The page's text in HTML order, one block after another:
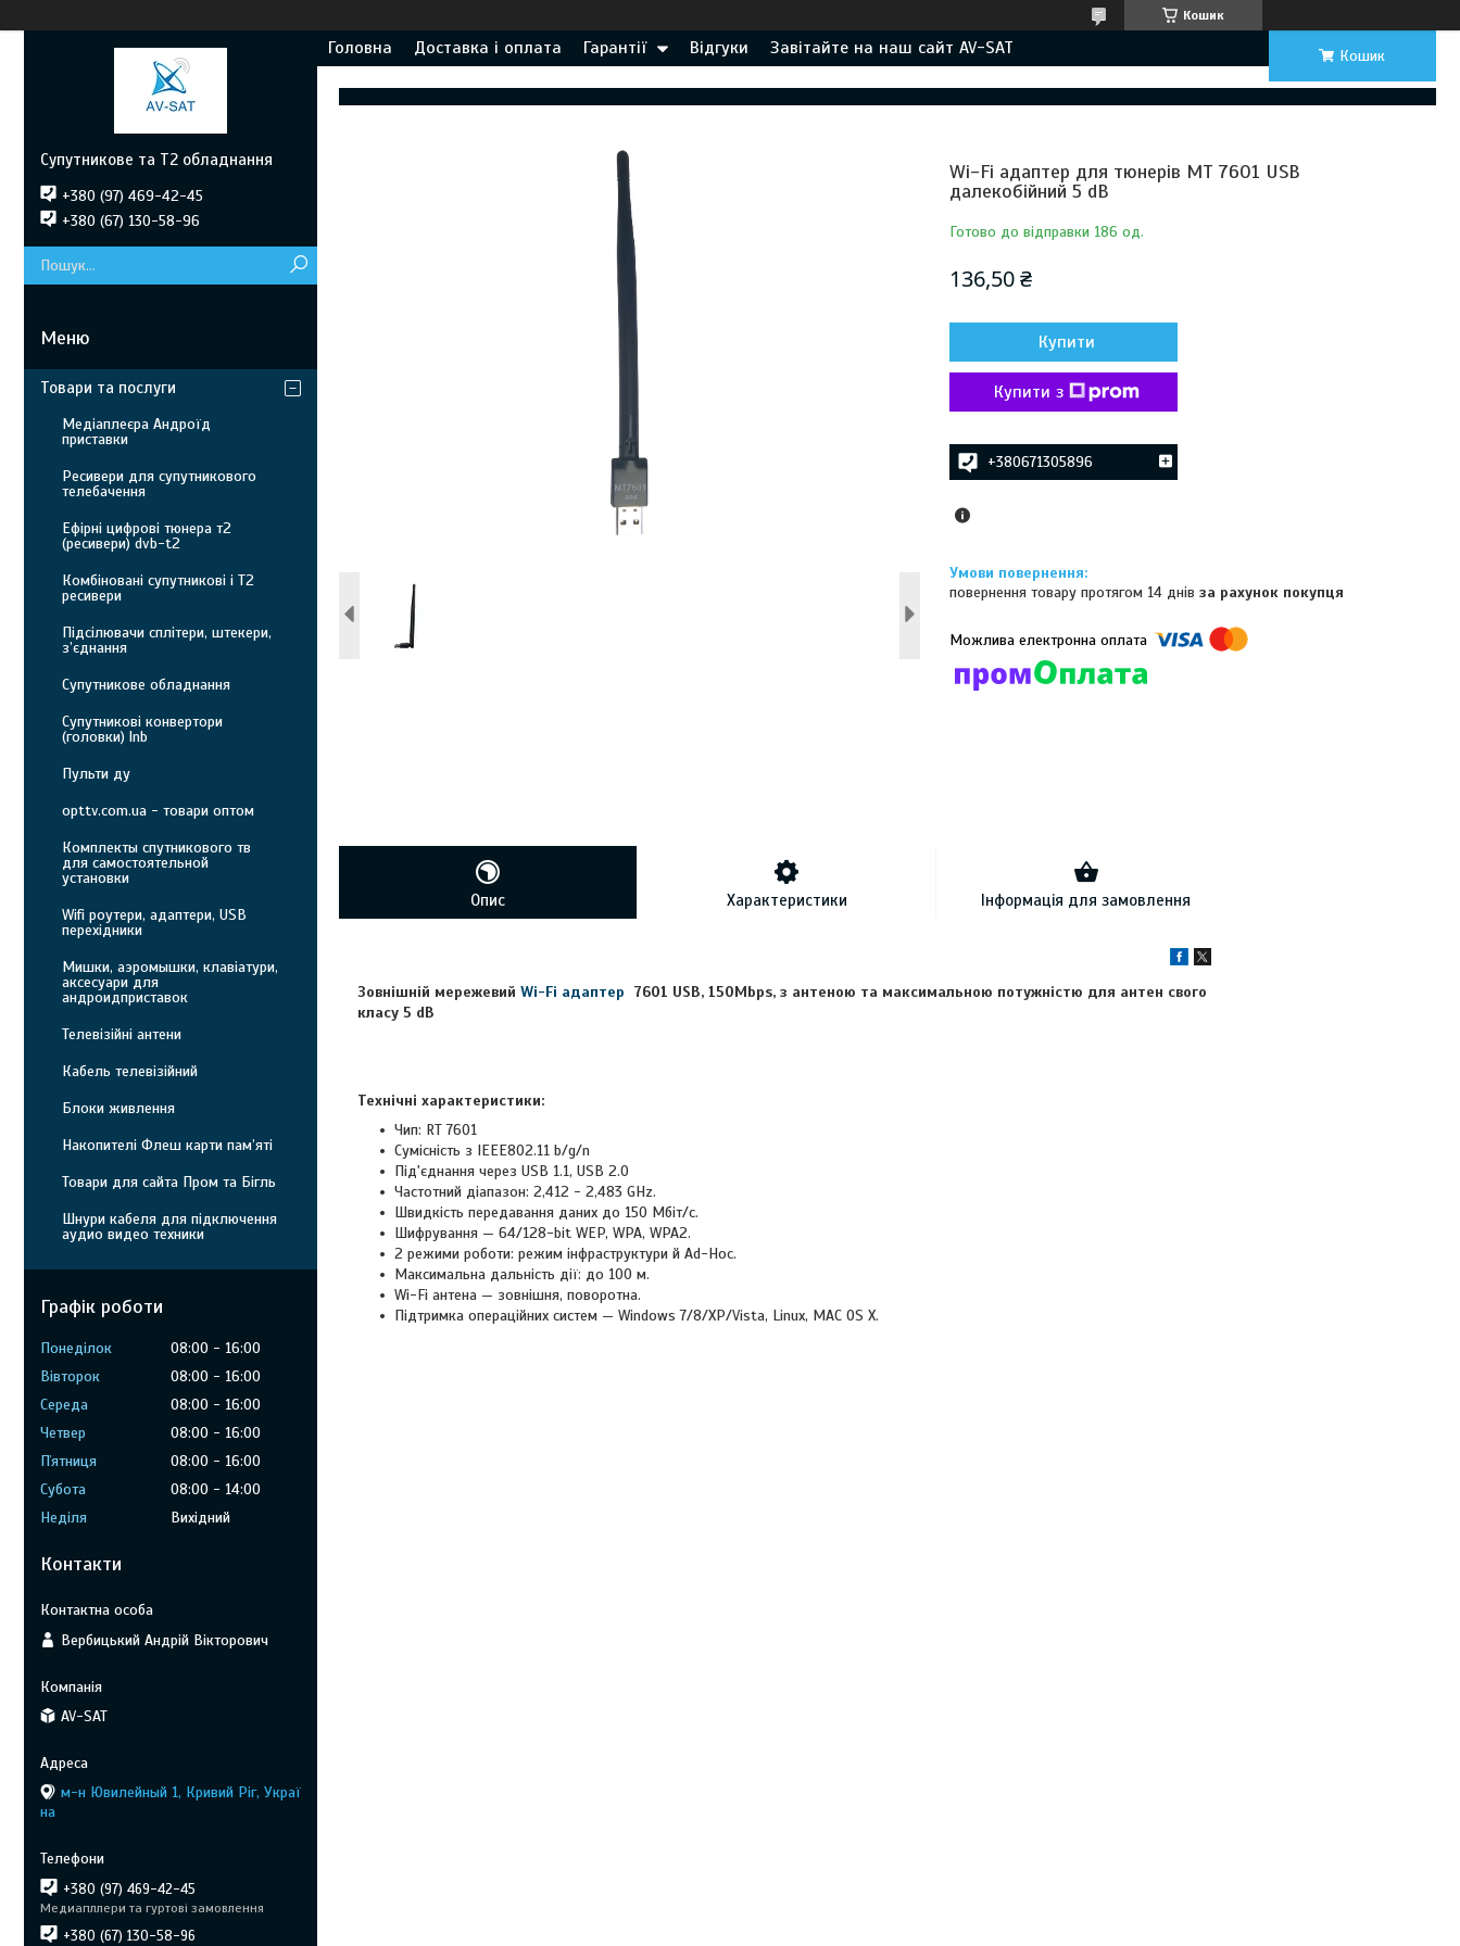
Кошик
Головна Доставка і оплата Гарантії Відгуки Завітайте на наш сайт AV-SAT Кошик
Wi-Fi адаптер для тюнерів MT 7601 USB
далекобійний 5 dB
Готово до відправки 186 од.
136,50 ₴
Купити
Купити з
+380671305896
повернення товару протягом 14 днівза рахунок покупця
Опис Характеристики Інформація для замовлення
Зовнішній мережевий Wi-Fi адаптер 7601 USB, 150Mbps, з антеною та максимальною потужністю для антен свого
класу 5 dB
Технічні характеристики:
Чип: RT 7601
Сумісність з IEEE802.11 b/g/n
Під'єднання через USB 1.1, USB 2.0
Частотний діапазон: 2,412 - 2,483 GHz.
Швидкість передавання даних до 150 Мбіт/с.
Шифрування — 64/128-bit WEP, WPA, WPA2.
2 режими роботи: режим інфраструктури й Ad-Hoc.
Максимальна дальність дії: до 100 м.
Wi-Fi антена — зовнішня, поворотна.
Підтримка операційних систем — Windows 7/8/XP/Vista, Linux, MAC OS X.
Супутникове та Т2 обладнання
+380 (97) 469-42-45
+380 (67) 130-58-96
Товари та послуги
Медіаплеєра Андроїд
приставки
Ресивери для супутникового
телебачення
Ефірні цифрові тюнера т2
(ресивери) dvb-t2
Комбіновані супутникові і Т2
ресивери
Підсілювачи сплітери, штекери,
з’єднання
Супутникове обладнання
Супутникові конвертори
(головки) lnb
Пульти ду
opttv.com.ua - товари оптом
Комплекты спутникового тв
для самостоятельной
установки
Wifi роутери, адаптери, USB
перехідники
Мишки, аэромышки, клавіатури,
аксесуари для
андроидприставок
Телевізійні антени
Кабель телевізійний
Блоки живлення
Накопителі Флеш карти пам’яті
Товари для сайта Пром та Бігль
Шнури кабеля для підключення
аудио видео техники
Графік роботи
Понеділок 08:00
16:00
Вівторок
08:00
16:00
Середа
08:00
16:00
Четвер
08:00
16:00
Пʼятниця
08:00
16:00
Субота
08:00
14:00
Неділя
Вихідний
Контакти
Вербицький Андрій Вікторович
AV-SAT
м-н Ювилейный 1, Кривий Ріг, Украї
на
+380 (97) 469-42-45
Медиапллери та гуртові замовлення
+380 (67) 130-58-96